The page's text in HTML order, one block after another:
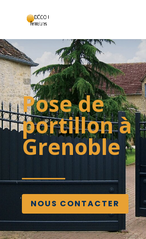
Pose de
portillon à
Grenoble
NOUS CONTACTER